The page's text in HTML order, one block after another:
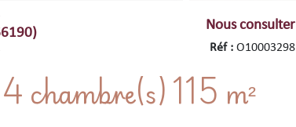
Appartement 5 pièce(s) 4 chambre(s) 115 m²
Nous consulter
Réf : O10003298